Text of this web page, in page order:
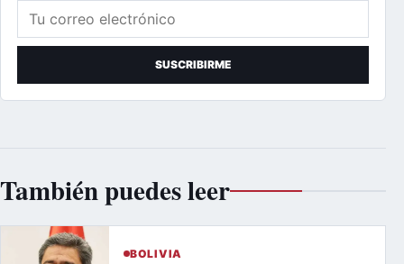
Correo electrónico
SUSCRIBIRME
También puedes leer
BOLIVIA